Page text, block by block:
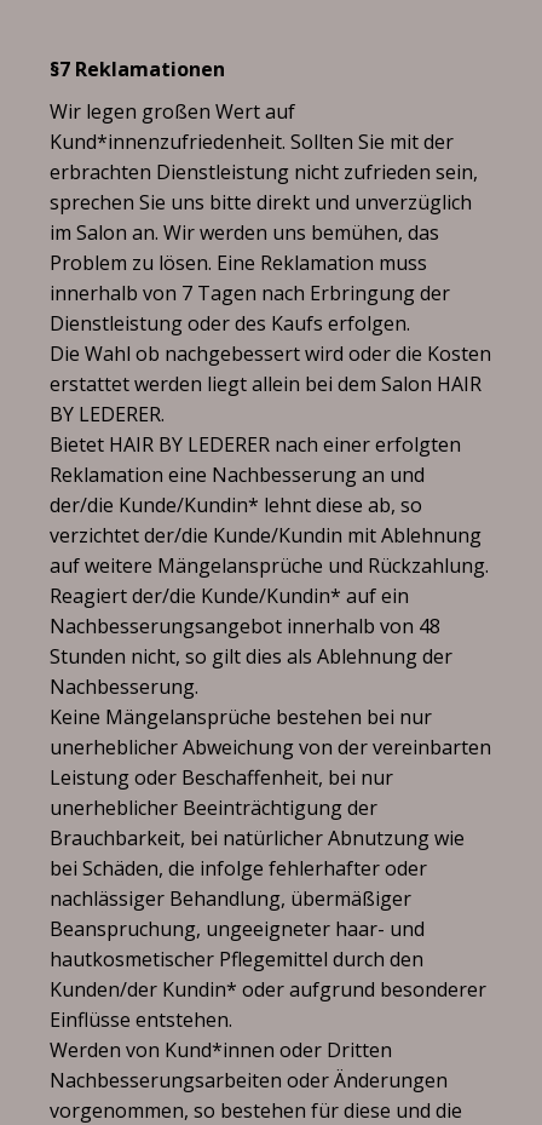
§7 Reklamationen
Wir legen großen Wert auf
Kund*innenzufriedenheit. Sollten Sie mit der
erbrachten Dienstleistung nicht zufrieden sein,
sprechen Sie uns bitte direkt und unverzüglich
im Salon an. Wir werden uns bemühen, das
Problem zu lösen. Eine Reklamation muss
innerhalb von 7 Tagen nach Erbringung der
Dienstleistung oder des Kaufs erfolgen.
Die Wahl ob nachgebessert wird oder die Kosten
erstattet werden liegt allein bei dem Salon HAIR
BY LEDERER.
Bietet HAIR BY LEDERER nach einer erfolgten
Reklamation eine Nachbesserung an und
der/die Kunde/Kundin* lehnt diese ab, so
verzichtet der/die Kunde/Kundin mit Ablehnung
auf weitere Mängelansprüche und Rückzahlung.
Reagiert der/die Kunde/Kundin* auf ein
Nachbesserungsangebot innerhalb von 48
Stunden nicht, so gilt dies als Ablehnung der
Nachbesserung.
Keine Mängelansprüche bestehen bei nur
unerheblicher Abweichung von der vereinbarten
Leistung oder Beschaffenheit, bei nur
unerheblicher Beeinträchtigung der
Brauchbarkeit, bei natürlicher Abnutzung wie
bei Schäden, die infolge fehlerhafter oder
nachlässiger Behandlung, übermäßiger
Beanspruchung, ungeeigneter haar- und
hautkosmetischer Pflegemittel durch den
Kunden/der Kundin* oder aufgrund besonderer
Einflüsse entstehen.
Werden von Kund*innen oder Dritten
Nachbesserungsarbeiten oder Änderungen
vorgenommen, so bestehen für diese und die